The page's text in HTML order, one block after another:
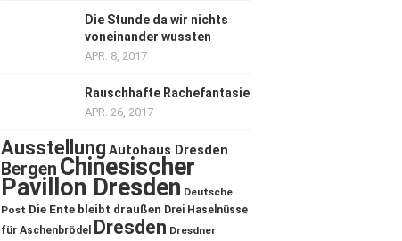
Die Stunde da wir nichts
voneinander wussten
APR. 8, 2017
Rauschhafte Rachefantasie
APR. 26, 2017
Ausstellung Autohaus Dresden
Bergen Chinesischer
Pavillon Dresden Deutsche
Post Die Ente bleibt draußen Drei Haselnüsse
für Aschenbrödel
Dresden Dresdner